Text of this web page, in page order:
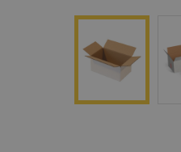
Bildergalerie überspringen